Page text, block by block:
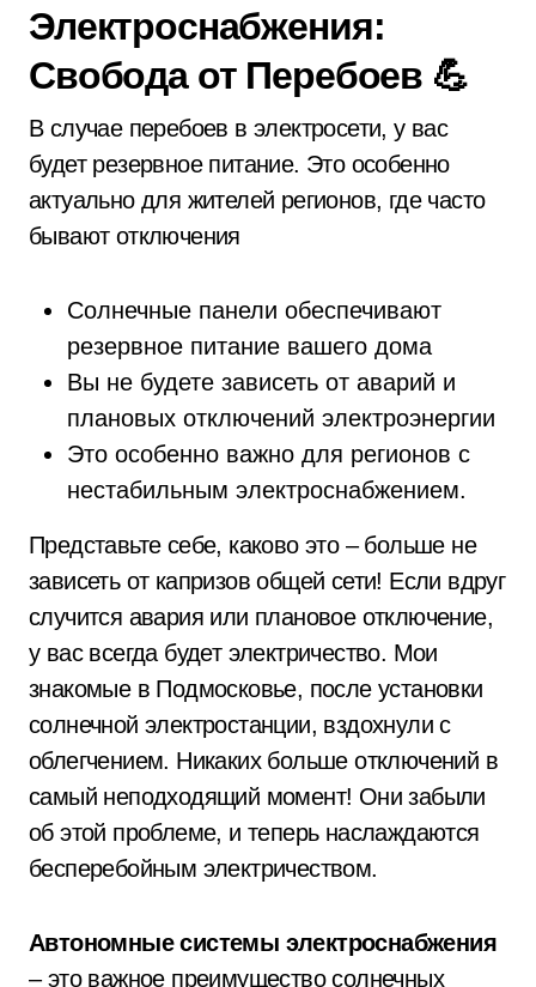
Электроснабжения:
Свобода от Перебоев 💪
В случае перебоев в электросети, у вас
будет резервное питание. Это особенно
актуально для жителей регионов, где часто
бывают отключения
Солнечные панели обеспечивают
резервное питание вашего дома
Вы не будете зависеть от аварий и
плановых отключений электроэнергии
Это особенно важно для регионов с
нестабильным электроснабжением.
Представьте себе, каково это – больше не
зависеть от капризов общей сети! Если вдруг
случится авария или плановое отключение,
у вас всегда будет электричество. Мои
знакомые в Подмосковье, после установки
солнечной электростанции, вздохнули с
облегчением. Никаких больше отключений в
самый неподходящий момент! Они забыли
об этой проблеме, и теперь наслаждаются
бесперебойным электричеством.
Автономные системы электроснабжения
– это важное преимущество солнечных